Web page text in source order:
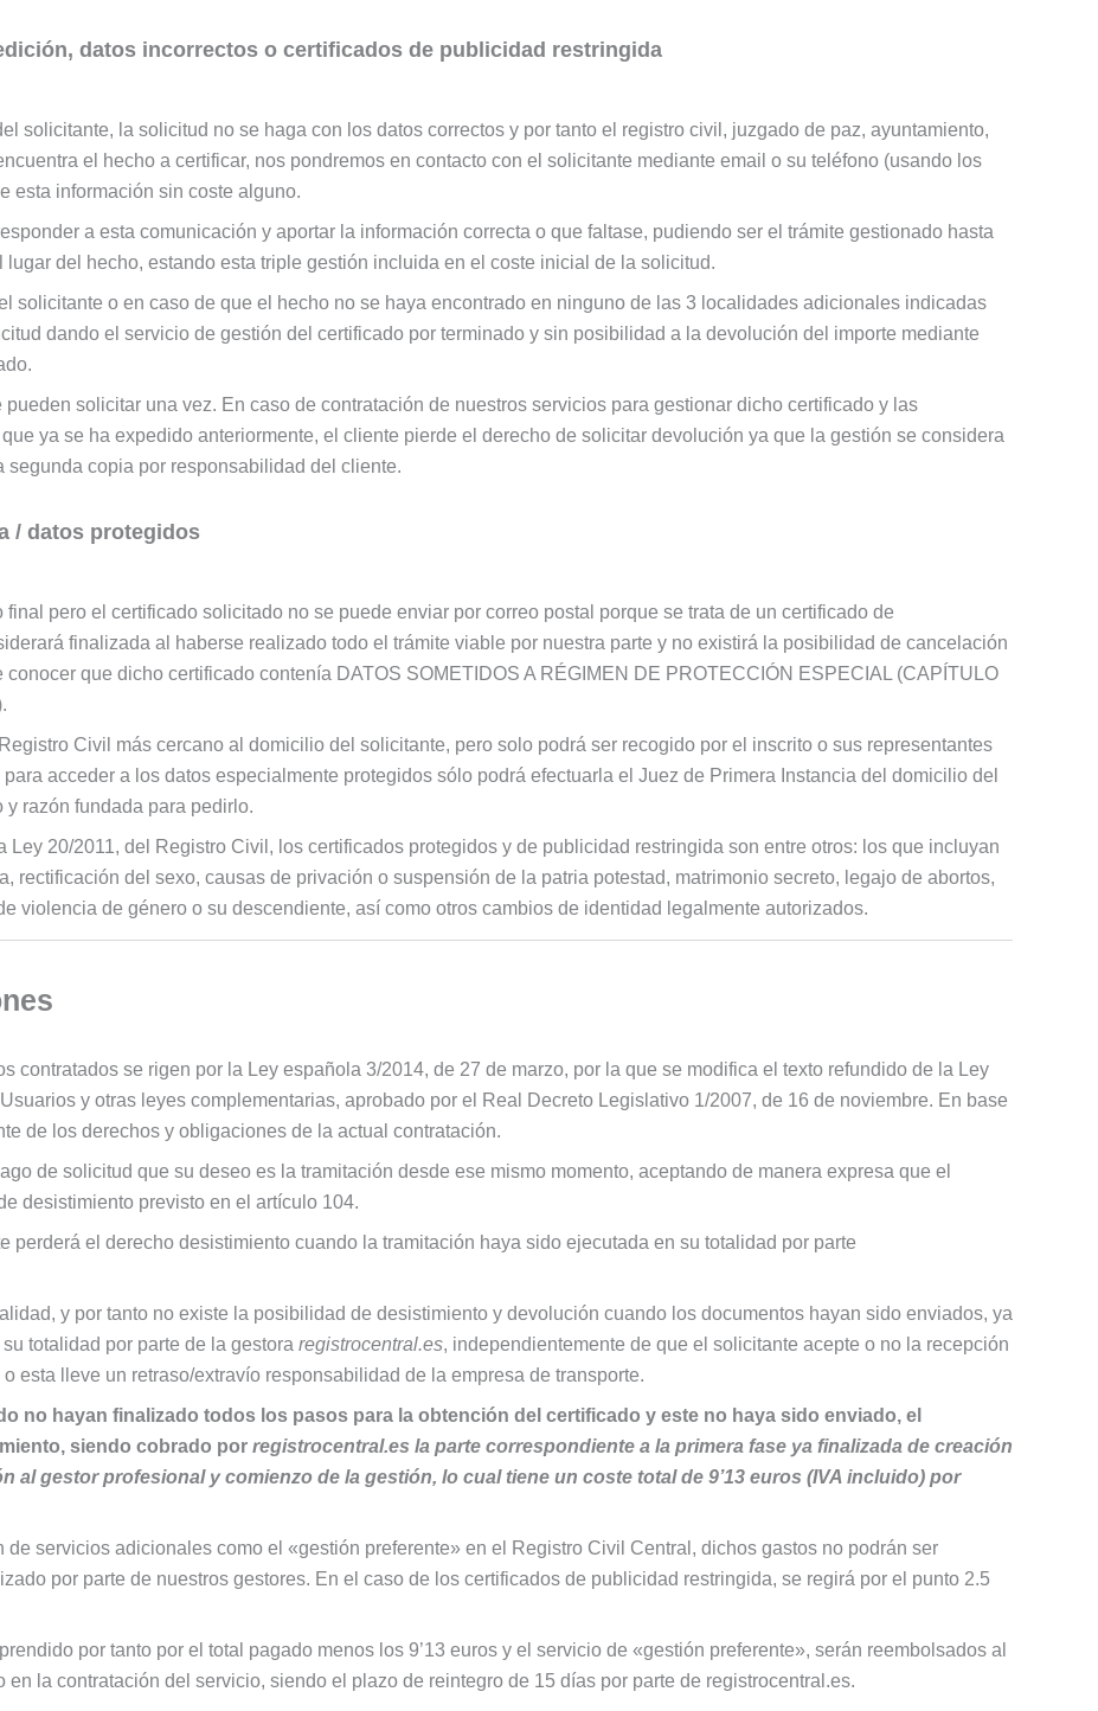
datos incorrectos o certificados de publicidad restringida
solicitante, la solicitud no se haga con los datos correctos y por tanto el registro civil, juzgado de paz, ayuntamiento,
el hecho a certificar, nos pondremos en contacto con el solicitante mediante email o su teléfono (usando los
esta información sin coste alguno.
a esta comunicación y aportar la información correcta o que faltase, pudiendo ser el trámite gestionado hasta
del hecho, estando esta triple gestión incluida en el coste inicial de la solicitud.
solicitante o en caso de que el hecho no se haya encontrado en ninguno de las 3 localidades adicionales indicadas
dando el servicio de gestión del certificado por terminado y sin posibilidad a la devolución del importe mediante
solicitar una vez. En caso de contratación de nuestros servicios para gestionar dicho certificado y las
ya se ha expedido anteriormente, el cliente pierde el derecho de solicitar devolución ya que la gestión se considera
copia por responsabilidad del cliente.
/ datos protegidos
pero el certificado solicitado no se puede enviar por correo postal porque se trata de un certificado de
finalizada al haberse realizado todo el trámite viable por nuestra parte y no existirá la posibilidad de cancelación
que dicho certificado contenía DATOS SOMETIDOS A RÉGIMEN DE PROTECCIÓN ESPECIAL (CAPÍTULO
Civil más cercano al domicilio del solicitante, pero solo podrá ser recogido por el inscrito o sus representantes
acceder a los datos especialmente protegidos sólo podrá efectuarla el Juez de Primera Instancia del domicilio del
razón fundada para pedirlo.
Ley 20/2011, del Registro Civil, los certificados protegidos y de publicidad restringida son entre otros: los que incluyan
rectificación del sexo, causas de privación o suspensión de la patria potestad, matrimonio secreto, legajo de abortos,
violencia de género o su descendiente, así como otros cambios de identidad legalmente autorizados.
contratados se rigen por la Ley española 3/2014, de 27 de marzo, por la que se modifica el texto refundido de la Ley
y otras leyes complementarias, aprobado por el Real Decreto Legislativo 1/2007, de 16 de noviembre. En base
de los derechos y obligaciones de la actual contratación.
de solicitud que su deseo es la tramitación desde ese mismo momento, aceptando de manera expresa que el
desistimiento previsto en el artículo 104.
perderá el derecho desistimiento cuando la tramitación haya sido ejecutada en su totalidad por parte
y por tanto no existe la posibilidad de desistimiento y devolución cuando los documentos hayan sido enviados, ya
totalidad por parte de la gestora registrocentral.es, independientemente de que el solicitante acepte o no la recepción
esta lleve un retraso/extravío responsabilidad de la empresa de transporte.
no hayan finalizado todos los pasos para la obtención del certificado y este no haya sido enviado, el
siendo cobrado por registrocentral.es la parte correspondiente a la primera fase ya finalizada de creación
al gestor profesional y comienzo de la gestión, lo cual tiene un coste total de 9’13 euros (IVA incluido) por
servicios adicionales como el «gestión preferente» en el Registro Civil Central, dichos gastos no podrán ser
por parte de nuestros gestores. En el caso de los certificados de publicidad restringida, se regirá por el punto 2.5
por tanto por el total pagado menos los 9’13 euros y el servicio de «gestión preferente», serán reembolsados al
la contratación del servicio, siendo el plazo de reintegro de 15 días por parte de registrocentral.es.